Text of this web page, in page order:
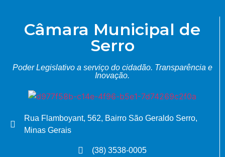
Câmara Municipal de
Serro
Poder Legislativo a serviço do cidadão. Transparência e
Inovação.
Rua Flamboyant, 562, Bairro São Geraldo Serro,
Minas Gerais
(38) 3538-0005